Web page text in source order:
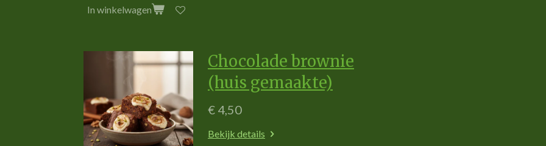
In winkelwagen
Chocolade brownie
(huis gemaakte)
€ 4,50
Bekijk details